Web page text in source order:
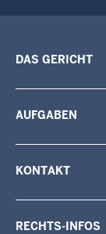
DAS GERICHT
AUFGABEN
KONTAKT
RECHTS-INFOS